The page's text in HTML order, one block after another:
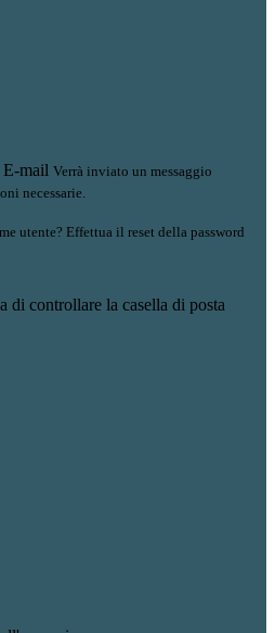
E-mail Verrà inviato un messaggio
necessarie.
utente? Effettua il reset della password
di controllare la casella di posta